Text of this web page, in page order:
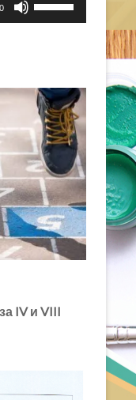
стрелице
или
смањивање
гласности.
IV и VIII